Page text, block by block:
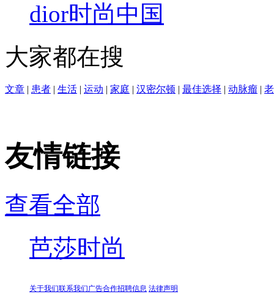
dior时尚中国
大家都在搜
文章 | 患者 | 生活 | 运动 | 家庭 | 汉密尔顿 | 最佳选择 | 动脉瘤 |
友情链接
查看全部
芭莎时尚
关于我们联系我们广告合作招聘信息 法律声明